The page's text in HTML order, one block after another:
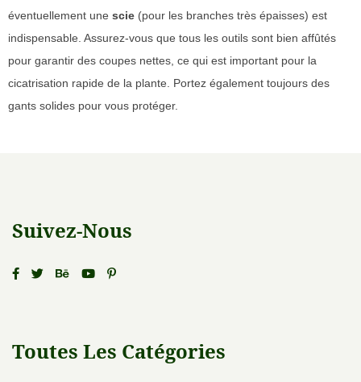
éventuellement une scie (pour les branches très épaisses) est
indispensable. Assurez-vous que tous les outils sont bien affûtés
pour garantir des coupes nettes, ce qui est important pour la
cicatrisation rapide de la plante. Portez également toujours des
gants solides pour vous protéger.
Suivez-Nous
Toutes Les Catégories